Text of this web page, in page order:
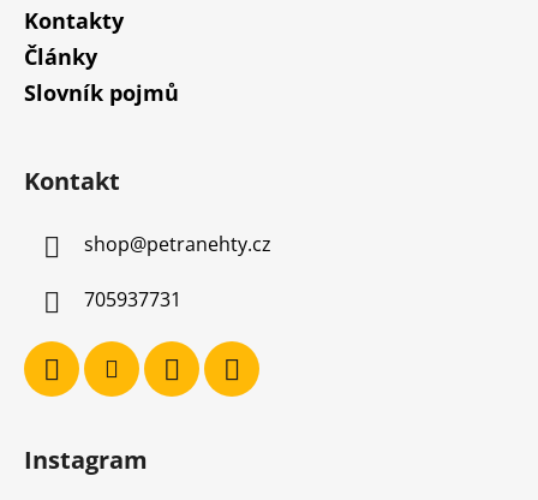
Kontakty
Články
Slovník pojmů
Kontakt
shop@petranehty.cz
705937731
Instagram